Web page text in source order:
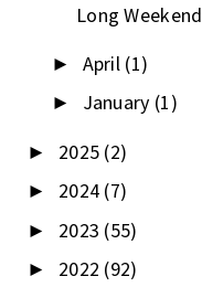
Long Weekend
► April (1)
► January (1)
► 2025 (2)
► 2024 (7)
► 2023 (55)
► 2022 (92)